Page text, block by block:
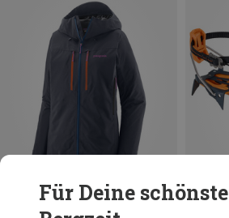
Du sparst 10%
Für Deine schönste